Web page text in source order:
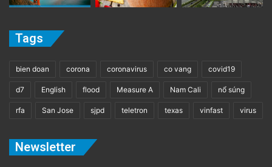
Tags
bien doan corona coronavirus co vang covid19
d7 English flood Measure A Nam Cali nổ súng
rfa San Jose sjpd teletron texas vinfast virus
Newsletter